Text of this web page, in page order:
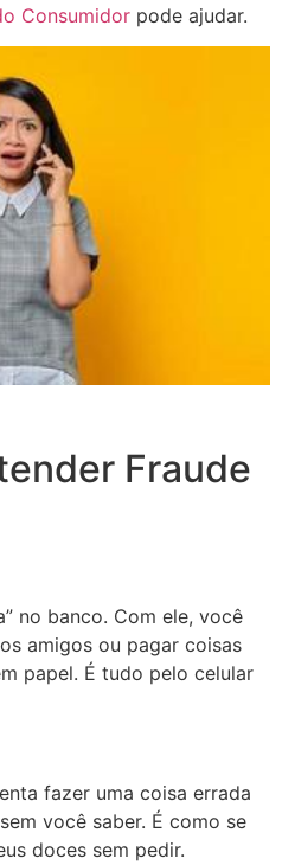
Consumidor pode ajudar.
Fraude
no banco. Com ele, você
amigos ou pagar coisas
papel. É tudo pelo celular
fazer uma coisa errada
você saber. É como se
doces sem pedir.